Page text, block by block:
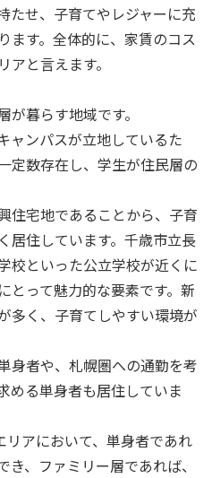
たせ、子育てやレジャーに充
ます。全体的に、家賃のコス
アと言えます。
暮らす地域です。
ャンパスが立地しているた
定数存在し、学生が住民層の
住宅地であることから、子育
居住しています。千歳市立長
校といった公立学校が近くに
とって魅力的な要素です。新
多く、子育てしやすい環境が
身者や、札幌圏への通勤を考
める単身者も居住していま
アにおいて、単身者であれ
、ファミリー層であれば、